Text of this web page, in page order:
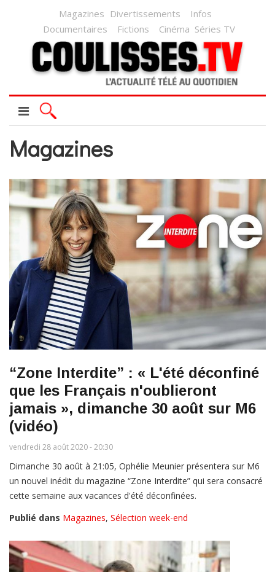
Magazines Divertissements
Infos
Documentaires
Fictions Cinéma Séries TV
Magazines
“Zone Interdite” : « L'été déconfiné
que les Français n'oublieront
jamais », dimanche 30 août sur M6
(vidéo)
vendredi 28 août 2020 - 20:30
Dimanche 30 août à 21:05, Ophélie Meunier présentera sur M6
un nouvel inédit du magazine “Zone Interdite” qui sera consacré
cette semaine aux vacances d'été déconfinées.
Publié dans Magazines, Sélection week-end